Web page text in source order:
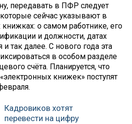
передавать в ПФР следует
сейчас указывают в
о самом работнике, его
и должности, датах
так далее. С нового года эта
в особом разделе
счёта. Планируется, что
книжек» поступят
Кадровиков хотят
перевести на цифру